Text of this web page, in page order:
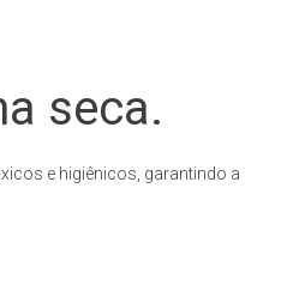
seca.
e higiênicos, garantindo a